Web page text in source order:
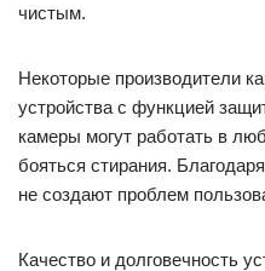
чистым.
Некоторые производители
устройства с функцией
камеры могут работать в
бояться стирания.
не создают проблем
Качество и долговечность